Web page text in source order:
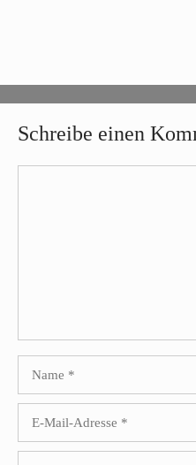
Schreibe einen
Adresse